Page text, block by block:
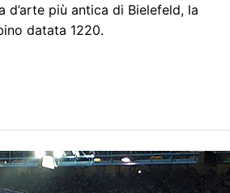
d’arte più antica di Bielefeld, la
datata 1220.